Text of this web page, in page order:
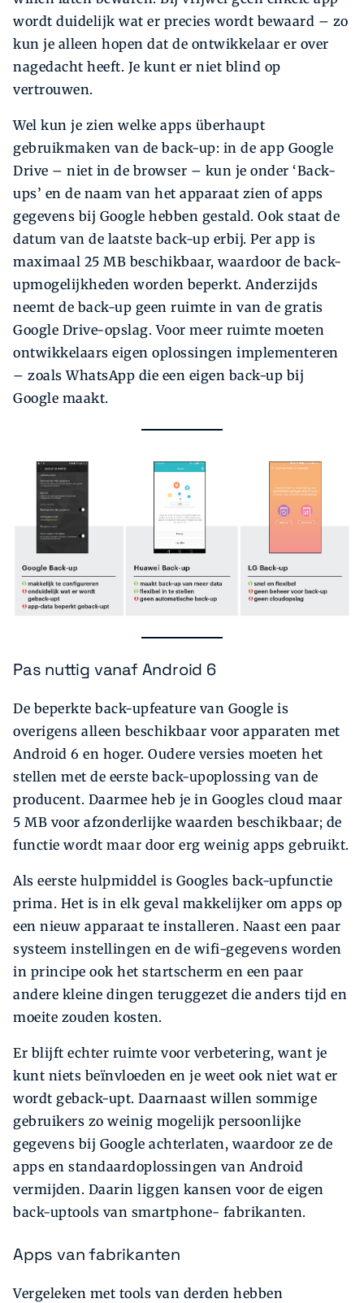
wordt duidelijk wat er precies wordt bewaard – zo
kun je alleen hopen dat de ontwikkelaar er over
nagedacht heeft. Je kunt er niet blind op
vertrouwen.
Wel kun je zien welke apps überhaupt
gebruikmaken van de back-up: in de app Google
Drive – niet in de browser – kun je onder ‘Back-
ups’ en de naam van het apparaat zien of apps
gegevens bij Google hebben gestald. Ook staat de
datum van de laatste back-up erbij. Per app is
maximaal 25 MB beschikbaar, waardoor de back-
upmogelijkheden worden beperkt. Anderzijds
neemt de back-up geen ruimte in van de gratis
Google Drive-opslag. Voor meer ruimte moeten
ontwikkelaars eigen oplossingen implementeren
– zoals WhatsApp die een eigen back-up bij
Google maakt.
Pas nuttig vanaf Android 6
De beperkte back-upfeature van Google is
overigens alleen beschikbaar voor apparaten met
Android 6 en hoger. Oudere versies moeten het
stellen met de eerste back-upoplossing van de
producent. Daarmee heb je in Googles cloud maar
5 MB voor afzonderlijke waarden beschikbaar; de
functie wordt maar door erg weinig apps gebruikt.
Als eerste hulpmiddel is Googles back-upfunctie
prima. Het is in elk geval makkelijker om apps op
een nieuw apparaat te installeren. Naast een paar
systeem instellingen en de wifi-gegevens worden
in principe ook het startscherm en een paar
andere kleine dingen teruggezet die anders tijd en
moeite zouden kosten.
Er blijft echter ruimte voor verbetering, want je
kunt niets beïnvloeden en je weet ook niet wat er
wordt geback-upt. Daarnaast willen sommige
gebruikers zo weinig mogelijk persoonlijke
gegevens bij Google achterlaten, waardoor ze de
apps en standaardoplossingen van Android
vermijden. Daarin liggen kansen voor de eigen
back-uptools van smartphone- fabrikanten.
Apps van fabrikanten
Vergeleken met tools van derden hebben